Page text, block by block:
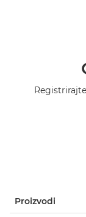
Proizvodi